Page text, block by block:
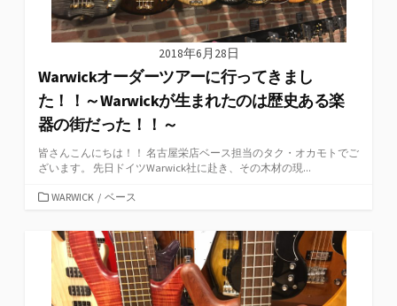
2018年6月28日
Warwickオーダーツアーに行ってきまし
た！！～Warwickが生まれたのは歴史ある楽
器の街だった！！～
皆さんこんにちは！！ 名古屋栄店ベース担当のタク・オカモトでご
ざいます。 先日ドイツWarwick社に赴き、その木材の現...
カ
ゴ
ー
WARWICK / ベース